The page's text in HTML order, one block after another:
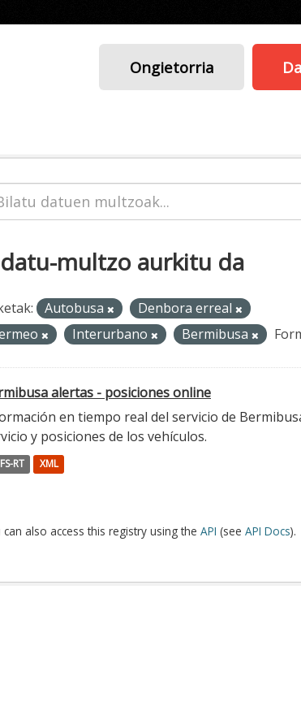
Ongietorria
multzo aurkitu da
Autobusa
Denbora erreal
Interurbano Bermibusa
alertas - posiciones online
en tiempo real del servicio de
y posiciones de los vehículos.
RT XML
can also access this registry using the API (see API Docs).